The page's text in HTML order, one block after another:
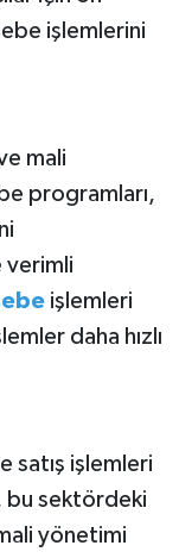
işlemlerini
mali
programları,
verimli
işlemleri
daha hızlı
satış işlemleri
bu sektördeki
yönetimi